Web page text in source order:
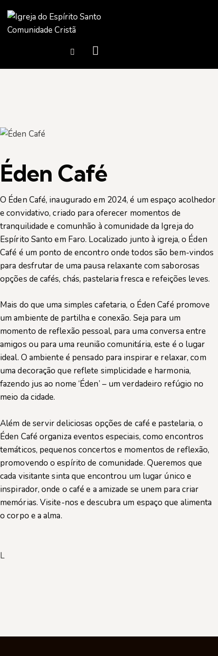
Éden Café
O Éden Café, inaugurado em 2024, é um espaço acolhedor
e convidativo, criado para oferecer momentos de
tranquilidade e comunhão à comunidade da Igreja do
Espírito Santo em Faro. Localizado junto à igreja, o Éden
Café é um ponto de encontro onde todos são bem-vindos
para desfrutar de uma pausa relaxante com saborosas
opções de cafés, chás, pastelaria fresca e refeições leves.
Mais do que uma simples cafetaria, o Éden Café promove
um ambiente de partilha e conexão. Seja para um
momento de reflexão pessoal, para uma conversa entre
amigos ou para uma reunião comunitária, este é o lugar
ideal. O ambiente é pensado para inspirar e relaxar, com
uma decoração que reflete simplicidade e harmonia,
fazendo jus ao nome ‘Éden’ – um verdadeiro refúgio no
meio da cidade.
Além de servir deliciosas opções de café e pastelaria, o
Éden Café organiza eventos especiais, como encontros
temáticos, pequenos concertos e momentos de reflexão,
promovendo o espírito de comunidade. Queremos que
cada visitante sinta que encontrou um lugar único e
inspirador, onde o café e a amizade se unem para criar
memórias. Visite-nos e descubra um espaço que alimenta
o corpo e a alma.
L